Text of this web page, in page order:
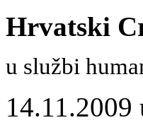
Hrvatski
u službi
14.11.2009